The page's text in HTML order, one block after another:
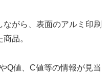
がら、表面のアルミ印刷
品。
Q値、C値等の情報が見当